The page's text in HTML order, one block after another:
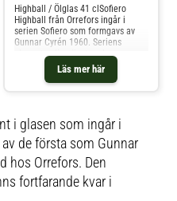
Läs mer här
Highball / Ölglas 41 clSofiero
Highball från Orrefors ingår i
serien Sofiero som formgavs av
Gunnar Cyrén 1960. Seriens
eleganta slipmönster skapar en
vacker ljusbrytande effekt i
kristallglaset. Glaset passar bra
för servering av ”long drinks” av
CyrénServis: SofieroTillverkare:
OrreforsMått: Höjd 214.5 cm
Diameter 7.4 cm Vikt 440 g Volym
41 clKondition: Nytt 1:a sortering
direkt från Orrefors i present
låda
i glasen som ingår i
de första som Gunnar
hos Orrefors. Den
fortfarande kvar i